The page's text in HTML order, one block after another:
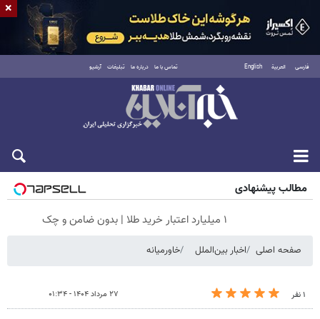
فارسی العربية English تماس با ما درباره ما تبلیغات آرشیو
شنبه ۱۷ مرداد ۱۴۰۵
مطالب پیشنهادی
۱ میلیارد اعتبار خرید طلا | بدون ضامن و چک
صفحه اصلی اخبار بین‌الملل خاورمیانه
۱ نفر ۲۷ مرداد ۱۴۰۴ - ۰۱:۳۴
×